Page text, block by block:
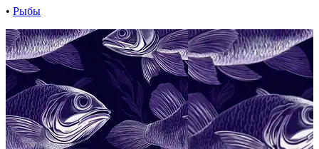
• Рыбы